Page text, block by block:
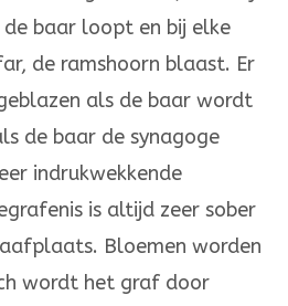
baar loopt en bij elke
de ramshoorn blaast. Er
als de baar wordt
de baar de synagoge
indrukwekkende
is altijd zeer sober
Bloemen worden
wordt het graf door